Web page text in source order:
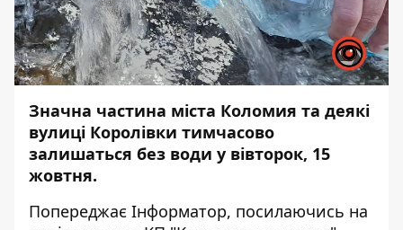
Значна частина міста Коломия та деякі
вулиці Королівки тимчасово
залишаться без води у вівторок, 15
жовтня.
Попереджає Інформатор, посилаючись на